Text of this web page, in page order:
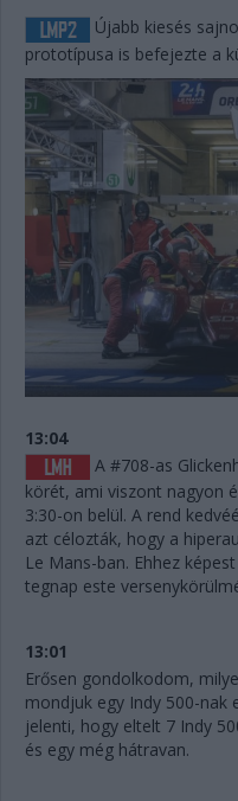
Újabb kiesés
prototípusa is befejezte a
13:04
A #708-as
körét, ami viszont nagyon
3:30-on belül. A rend
azt célozták, hogy a
Le Mans-ban. Ehhez
tegnap este
13:01
Erősen gondolkodom,
mondjuk egy Indy 500-nak
jelenti, hogy eltelt 7 Indy
és egy még hátravan.